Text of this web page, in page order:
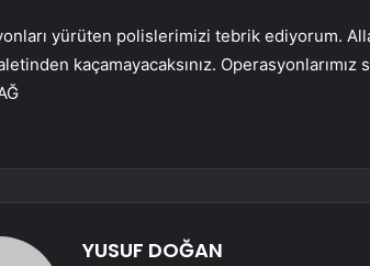
yürüten polislerimizi tebrik ediyorum.
kaçamayacaksınız.
YUSUF DOĞAN